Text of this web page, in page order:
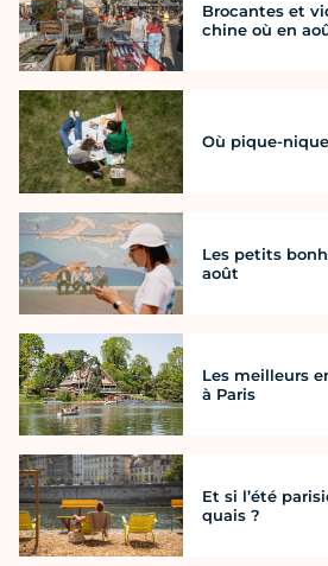
Brocantes et
chine où en
Où pique-
Les petits
août
Les meilleurs
à Paris
Et si l’été
quais ?